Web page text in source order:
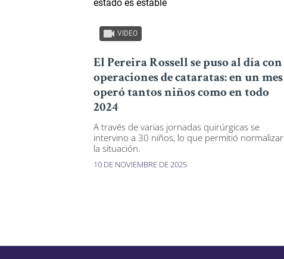
VIDEO
El Pereira Rossell se puso al día con
operaciones de cataratas: en un mes
operó tantos niños como en todo
2024
A través de varias jornadas quirúrgicas se
intervino a 30 niños, lo que permitió normalizar
la situación.
10 DE NOVIEMBRE DE 2025